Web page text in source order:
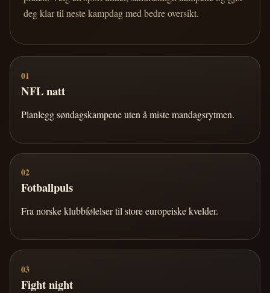
deg klar til neste kampdag med bedre oversikt.
01
NFL natt
Planlegg søndagskampene uten å miste mandagsrytmen.
02
Fotballpuls
Fra norske klubbfølelser til store europeiske kvelder.
03
Fight night